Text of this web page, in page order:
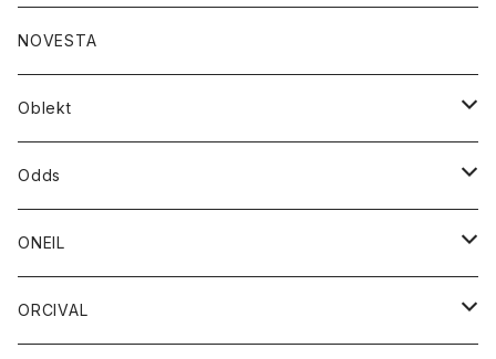
ウォレット
靴
トップス
ジャケット
シャツ
ボトム
ショートパンツ
パンツ
レディース
シャツ
Tシャツ
ジャケット
バッグ
ブレスレット
グッズ
靴
ストール/マフラー
トップス
シャツ
シャツジャケット
ボトム
ショートパンツ
ジーンズ
トップス
カットソー
スエット
ボトム
NOVESTA
Oblekt
ボトム
ショートパンツ
パンツ
レディース
ボトム
Odds
帽子
ONEIL
スカート
ORCIVAL